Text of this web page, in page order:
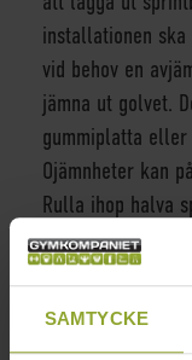
SAMTYCKE
installationen
vid behov en
jämna ut golvet.
gummiplatta eller
Ojämnheter kan
Rulla ihop halva
tejp eller 2-
ovanpå och tryck
med den andra